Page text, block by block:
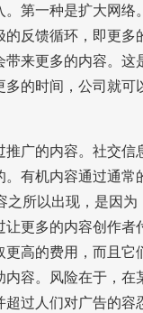
。第一种是扩大网络
的反馈循环，即更多
带来更多的内容。这
多的时间，公司就可
推广的内容。社交信
。有机内容通过通常
之所以出现，是因为
让更多的内容创作者
更高的费用，而且它
内容。风险在于，在
超过人们对广告的容